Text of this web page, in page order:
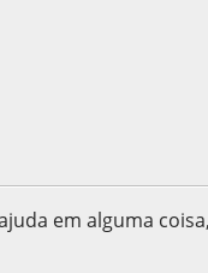
em alguma